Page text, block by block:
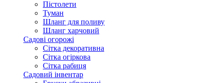
Пістолети
Туман
Шланг для поливу
Шланг харчовий
Садові огорожі
Сітка декоративна
Сітка огіркова
Сітка рабиця
Садовий інвентар